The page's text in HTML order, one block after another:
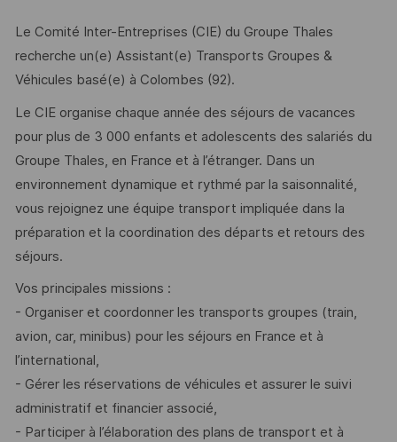
Le Comité Inter-Entreprises (CIE) du Groupe Thales
recherche un(e) Assistant(e) Transports Groupes &
Véhicules basé(e) à Colombes (92).
Le CIE organise chaque année des séjours de vacances
pour plus de 3 000 enfants et adolescents des salariés du
Groupe Thales, en France et à l’étranger. Dans un
environnement dynamique et rythmé par la saisonnalité,
vous rejoignez une équipe transport impliquée dans la
préparation et la coordination des départs et retours des
séjours.
Vos principales missions :
- Organiser et coordonner les transports groupes (train,
avion, car, minibus) pour les séjours en France et à
l’international,
- Gérer les réservations de véhicules et assurer le suivi
administratif et financier associé,
- Participer à l’élaboration des plans de transport et à